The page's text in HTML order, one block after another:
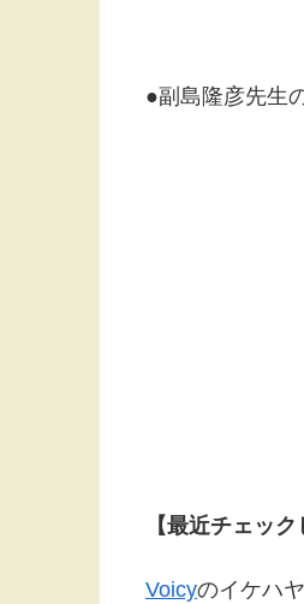
●副島隆彦先生
【最近チェック
Voicyのイケハ